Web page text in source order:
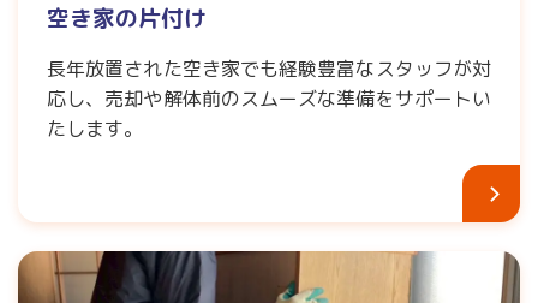
空き家の片付け
長年放置された空き家でも経験豊富なスタッフが対
応し、売却や解体前のスムーズな準備をサポートい
たします。